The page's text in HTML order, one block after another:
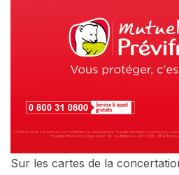
Sur les cartes de la